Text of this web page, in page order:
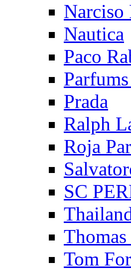
Narciso
Nautica
Paco
Prada
Ralph
Roja
SC
Tom